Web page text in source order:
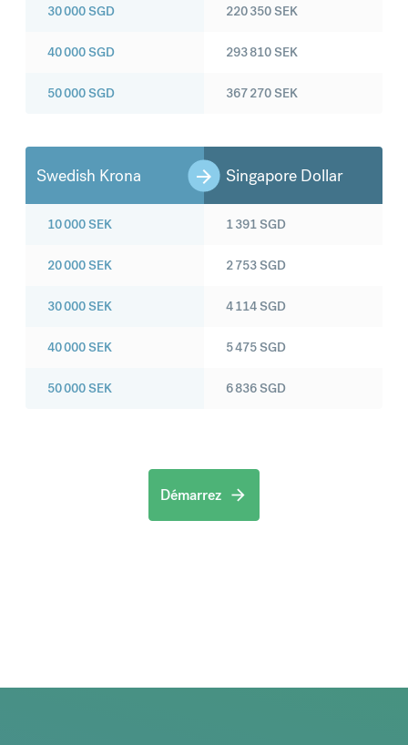
30 000SGD
40 000SGD
50 000SGD
220 350SEK
293 810SEK
367 270SEK
Swedish Krona Singapore Dollar
10 000SEK
20 000SEK
30 000SEK
40 000SEK
50 000SEK
1 391SGD
2 753SGD
4 114SGD
5 475SGD
6 836SGD
Démarrez